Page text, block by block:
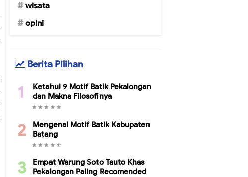
wisata
opini
Berita Pilihan
Ketahui 9 Motif Batik Pekalongan
dan Makna Filosofinya
Mengenal Motif Batik Kabupaten
Batang
Empat Warung Soto Tauto Khas
Pekalongan Paling Recomended